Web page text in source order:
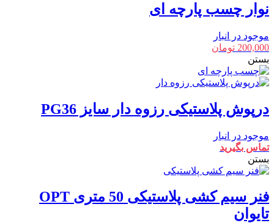
نوار چسب پارچه ای
موجود در انبار
200,000 تومان
بستن
درپوش پلاستیکی رزوه دار سایز PG36
موجود در انبار
تماس بگیرید
بستن
فنر سیم کشی پلاستیکی 50 متری OPT
تایوان